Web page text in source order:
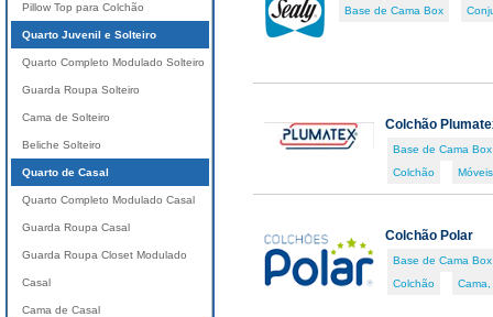
Base de Cama Box
Colchão
Base de Cama Box
Colchão
Colchão Polar
Base de Cama Box
Colchão
Pillow Top para Colchão
Quarto Juvenil e Solteiro
Quarto Completo Modulado Solteiro
Guarda Roupa Solteiro
Cama de Solteiro
Beliche Solteiro
Quarto de Casal
Quarto Completo Modulado Casal
Guarda Roupa Casal
Guarda Roupa Closet Modulado
Casal
Cama de Casal